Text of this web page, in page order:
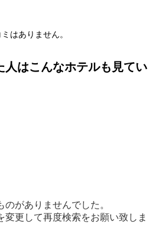
はありません。
人はこんなホテルも見てい